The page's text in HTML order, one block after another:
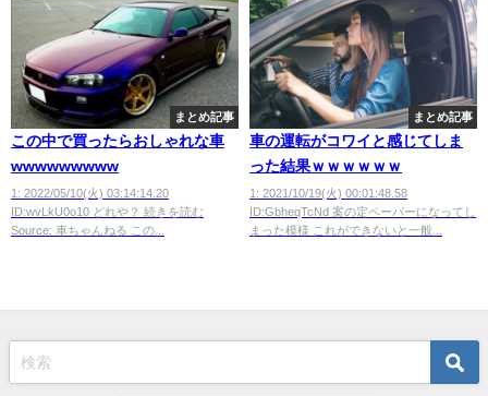
まとめ記事
この中で買ったらおしゃれな車
wwwwwwwww
1: 2022/05/10(火) 03:14:14.20
ID:wvLkU0o10 どれや？ 続きを読む
Source: 車ちゃんねる この...
まとめ記事
車の運転がコワイと感じてしま
った結果ｗｗｗｗｗｗ
1: 2021/10/19(火) 00:01:48.58
ID:GbheqTcNd 案の定ペーパーになってし
まった模様 これができないと一般...